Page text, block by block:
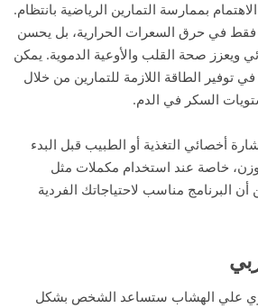
بممارسة التمارين الرياضية بانتظام.
فقط في حرق السعرات الحرارية، بل يحسن
ويعزز صحة القلب والأوعية الدموية. يمكن
توفير الطاقة اللازمة للتمارين من خلال
السكر في الدم.
أخصائي التغذية أو الطبيب قبل البدء
خاصة عند استخدام مكملات مثل
البرنامج مناسب لاحتياجاتك الفردية
علي الهشاب ستساعد الشخص بشكل